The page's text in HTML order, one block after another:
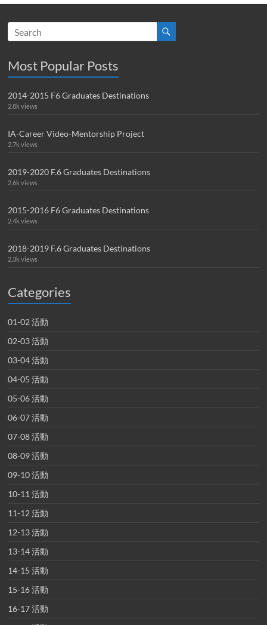
Most Popular Posts
2014-2015 F6 Graduates Destinations
2.8k views
IA-Career Video-Mentorship Project
2.7k views
2019-2020 F.6 Graduates Destinations
2.6k views
2015-2016 F6 Graduates Destinations
2.4k views
2018-2019 F.6 Graduates Destinations
2.3k views
Categories
01-02 活動
02-03 活動
03-04 活動
04-05 活動
05-06 活動
06-07 活動
07-08 活動
08-09 活動
09-10 活動
10-11 活動
11-12 活動
12-13 活動
13-14 活動
14-15 活動
15-16 活動
16-17 活動